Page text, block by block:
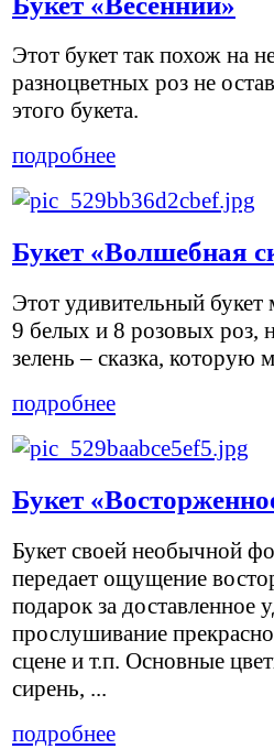
Этот букет так похож на
разноцветных роз не
этого букета.
подробнее
Букет «Волшебная
Этот удивительный
9 белых и 8 розовых роз,
зелень – сказка, которую
подробнее
Букет
Букет своей необычной
передает ощущение
подарок за доставленное
прослушивание
сцене и т.п. Основные
сирень, ...
подробнее